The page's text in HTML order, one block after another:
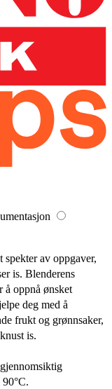
av oppgaver,
is. Blenderens
å oppnå ønsket
deg med å
frukt og grønnsaker,
is.